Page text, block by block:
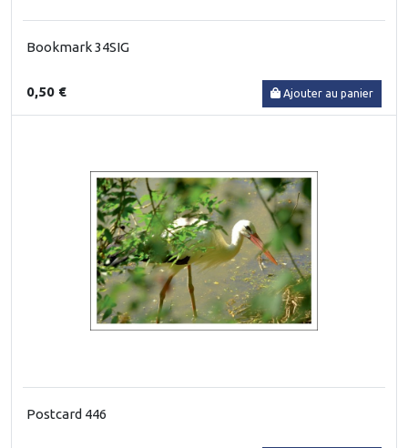
Bookmark 34SIG
0,50 € Ajouter au panier
Postcard 446